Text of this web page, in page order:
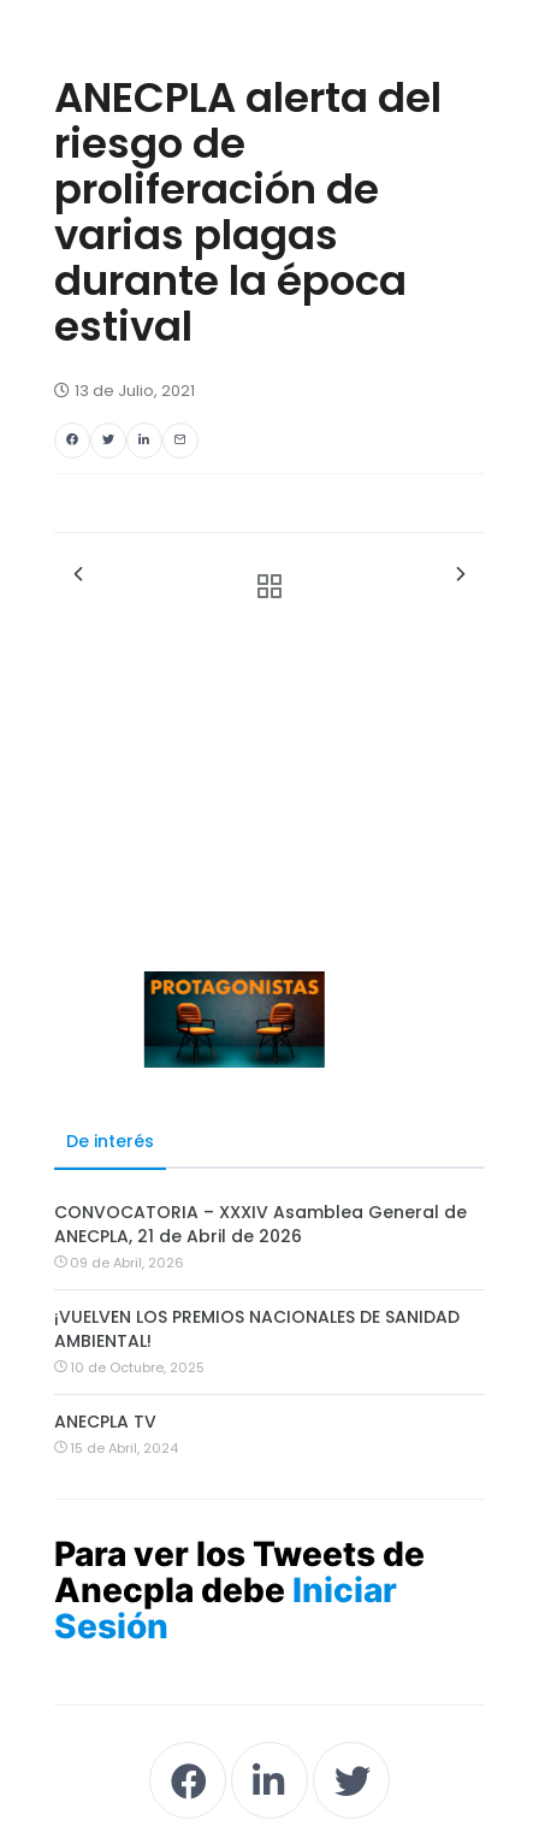
ANECPLA alerta del
riesgo de
proliferación de
varias plagas
durante la época
estival
13 de Julio, 2021
De interés
CONVOCATORIA – XXXIV Asamblea General de
ANECPLA, 21 de Abril de 2026
09 de Abril, 2026
¡VUELVEN LOS PREMIOS NACIONALES DE SANIDAD
AMBIENTAL!
10 de Octubre, 2025
ANECPLA TV
15 de Abril, 2024
Para ver los Tweets de
Anecpla debe Iniciar
Sesión